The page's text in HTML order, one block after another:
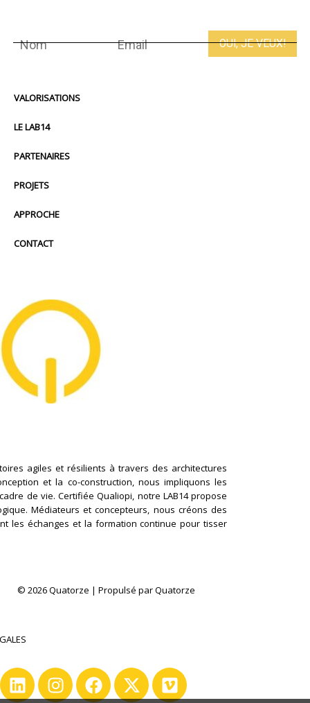
VALORISATIONS
LE LAB14
PARTENAIRES
PROJETS
APPROCHE
CONTACT
agiles et résilients à travers des architectures
et la co-construction, nous impliquons les
de vie. Certifiée Qualiopi, notre LAB14 propose
Médiateurs et concepteurs, nous créons des
les échanges et la formation continue pour tisser
© 2026 Quatorze | Propulsé par Quatorze